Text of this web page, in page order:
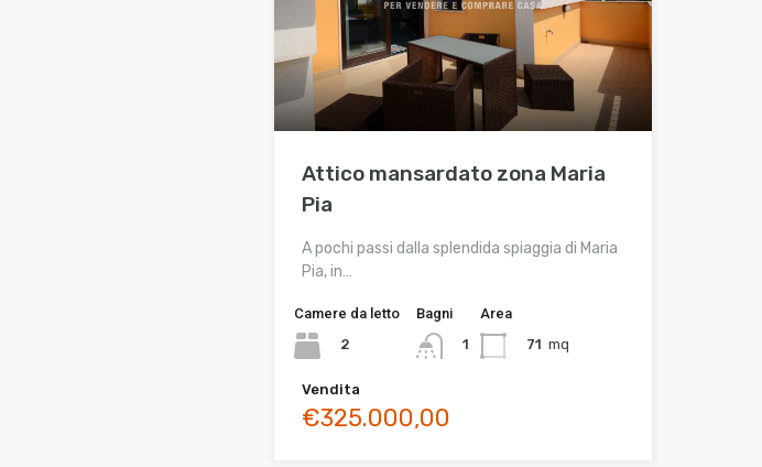
Attico mansardato zona Maria
Pia
A pochi passi dalla splendida spiaggia di Maria
Pia, in…
Camere da letto
2
Bagni
1
Area
71 mq
Vendita
€325.000,00